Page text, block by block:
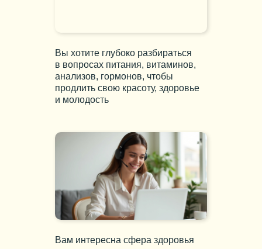
Вам интересна сфера здоровья
Вы хотите глубоко разбираться
в вопросах питания, витаминов,
анализов, гормонов, чтобы
продлить свою красоту, здоровье
и молодость